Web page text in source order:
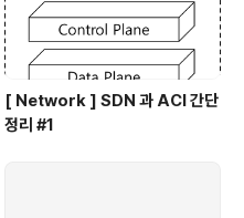
[ Network ] SDN 과 ACI 간단
정리 #1